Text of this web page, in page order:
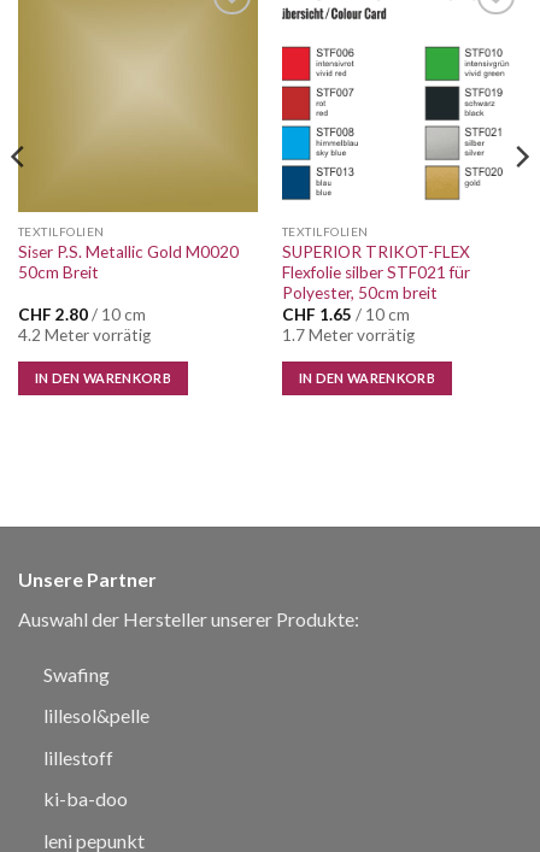
TEXTILFOLIEN
Siser P.S. Metallic Gold M0020
50cm Breit
CHF 2.80/ 10 cm
4.2 Meter vorrätig
IN DEN WARENKORB
Wunschliste
TEXTILFOLIEN
SUPERIOR TRIKOT-FLEX
Flexfolie silber STF021 für
Polyester, 50cm breit
CHF 1.65 / 10 cm
1.7 Meter vorrätig
IN DEN WARENKORB
Unsere Partner
Auswahl der Hersteller unserer Produkte:
Swafing
lillesol&pelle
lillestoff
ki-ba-doo
leni pepunkt